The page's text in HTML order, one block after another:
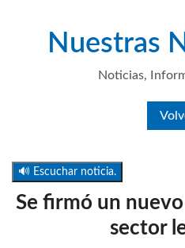
Nuestras
Noticias,
🔊 Escuchar noticia.
Se firmó un
sector